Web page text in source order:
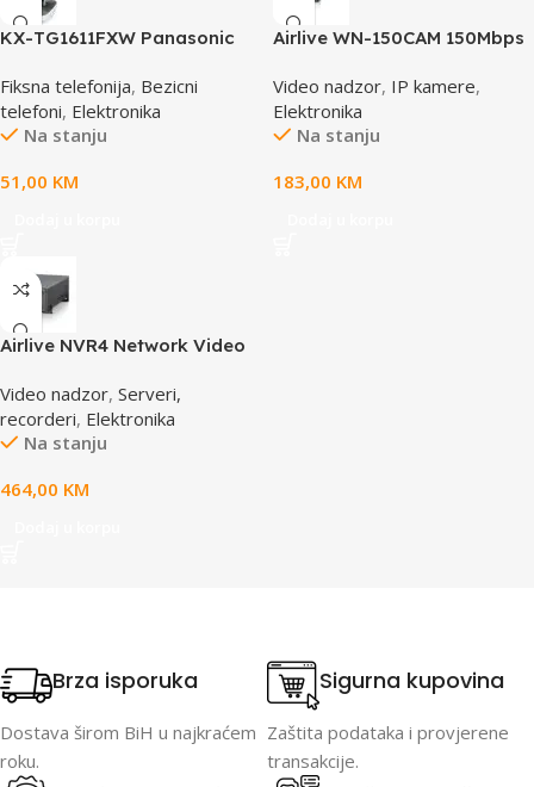
KX-TG1611FXW Panasonic
Fiksna telefonija, Bezicni
telefoni, Elektronika
Na stanju
51,00 KM
Airlive WN-150CAM 150Mbps
Video nadzor, IP kamere,
Elektronika
Na stanju
183,00 KM
Airlive NVR4 Network Video
Video nadzor, Serveri,
recorderi, Elektronika
Na stanju
464,00 KM
Brza isporuka
Dostava širom BiH u najkraćem
roku.
Sigurna kupovina
Zaštita podataka i provjerene
transakcije.